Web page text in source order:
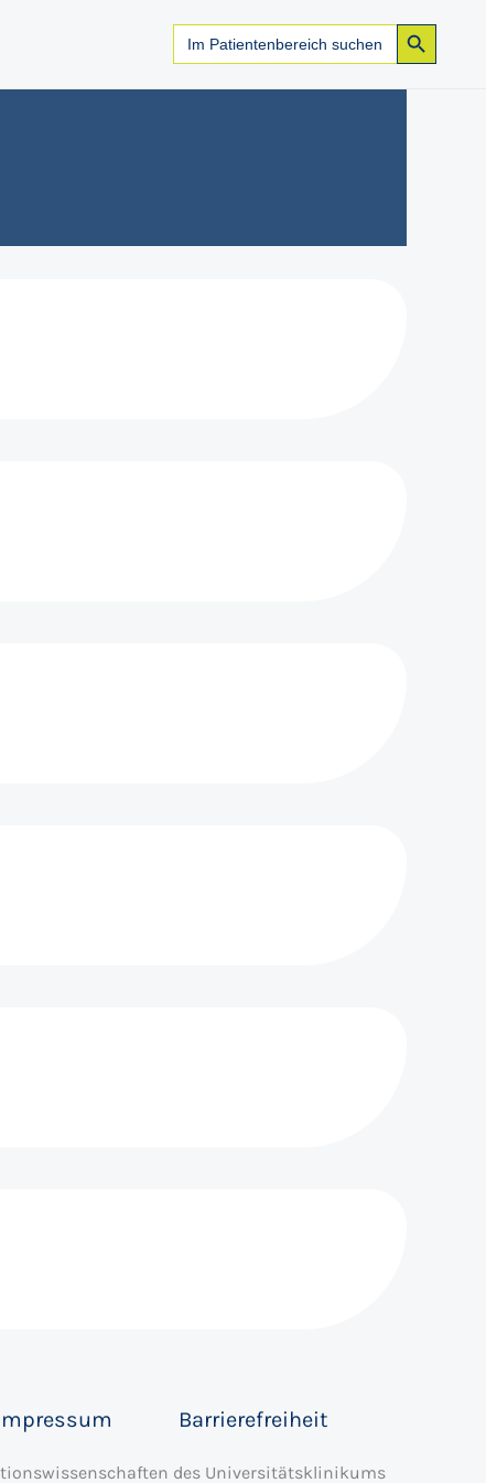
Search
for:
Search Button
Barrierefreiheit
des Universitätsklinikums